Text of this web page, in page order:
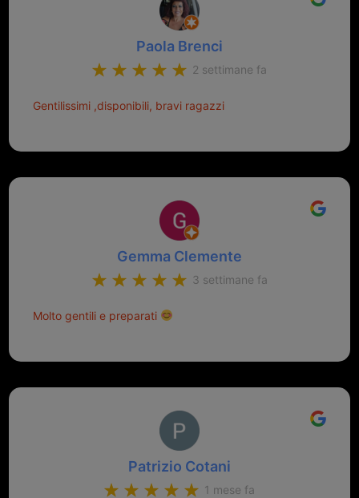
Paola Brenci
2 settimane fa
Gentilissimi ,disponibili, bravi ragazzi
Gemma Clemente
3 settimane fa
Molto gentili e preparati
Patrizio Cotani
1 mese fa